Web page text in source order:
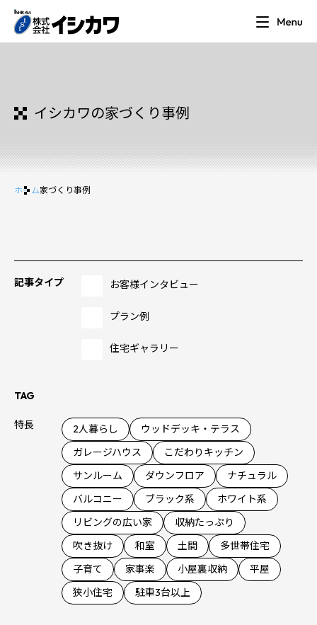
イシカワの家づくり事例
ホーム家づくり事例
記事タイプ お客様インタビュー
プラン例
住宅ギャラリー
TAG
特長 2人暮らし
ウッドデッキ・テラス
ガレージハウス
こだわりキッチン
サンルーム
ダウンフロア
ナチュラル
バルコニー
ブラック系
ホワイト系
リビングの広い家
収納たっぷり
吹き抜け
和室 土間
多世帯住宅
子育て
家事楽 小屋裏収納
平屋
狭小住宅
駐車3台以上